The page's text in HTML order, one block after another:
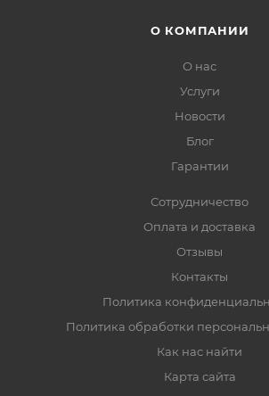
О КОМПАНИИ
О нас
Услуги
Новости
Блог
Гарантии
Сотрудничество
Оплата и доставка
Отзывы
Контакты
Политика
Политика обработки
Как нас найти
Карта сайта